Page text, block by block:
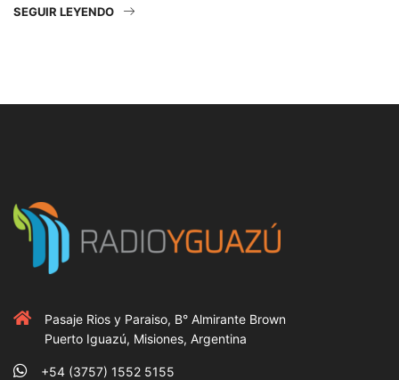
SEGUIR LEYENDO
Pasaje Rios y Paraiso, B° Almirante Brown
Puerto Iguazú, Misiones, Argentina
+54 (3757) 1552 5155